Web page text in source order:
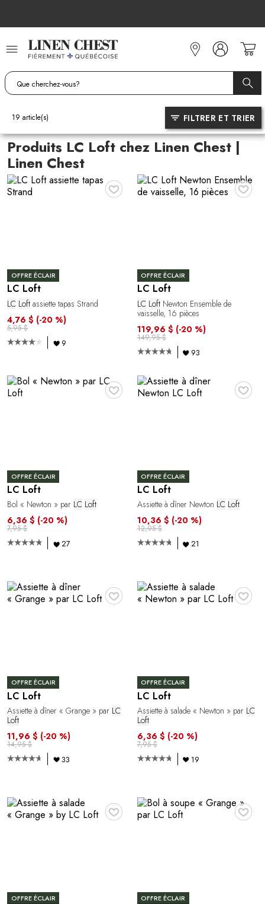
contenu
Produits LC Loft chez Linen Chest |
Linen Chest
19 article(s) FILTRER ET TRIER
♥
OFFRE ÉCLAIR
LC Loft
LC Loft assiette tapas Strand
4,76 $ (-20 %)
5,95 $
9
♥
OFFRE ÉCLAIR
LC Loft
LC LoftNewton Ensemble de
vaisselle, 16 pièces
119,96 $ (-20 %)
149,95 $
93
♥
OFFRE ÉCLAIR
LC Loft
Bol « Newton » par LC Loft
6,36 $ (-20 %)
7,95 $
27
♥
OFFRE ÉCLAIR
LC Loft
Assiette à dîner Newton LC Loft
10,36 $ (-20 %)
12,95 $
21
♥
OFFRE ÉCLAIR
LC Loft
Assiette à dîner « Grange » par LC
Loft
11,96 $ (-20 %)
14,95 $
33
♥
OFFRE ÉCLAIR
LC Loft
Assiette à salade « Newton » par LC
Loft
6,36 $ (-20 %)
7,95 $
19
♥
OFFRE ÉCLAIR
♥
OFFRE ÉCLAIR